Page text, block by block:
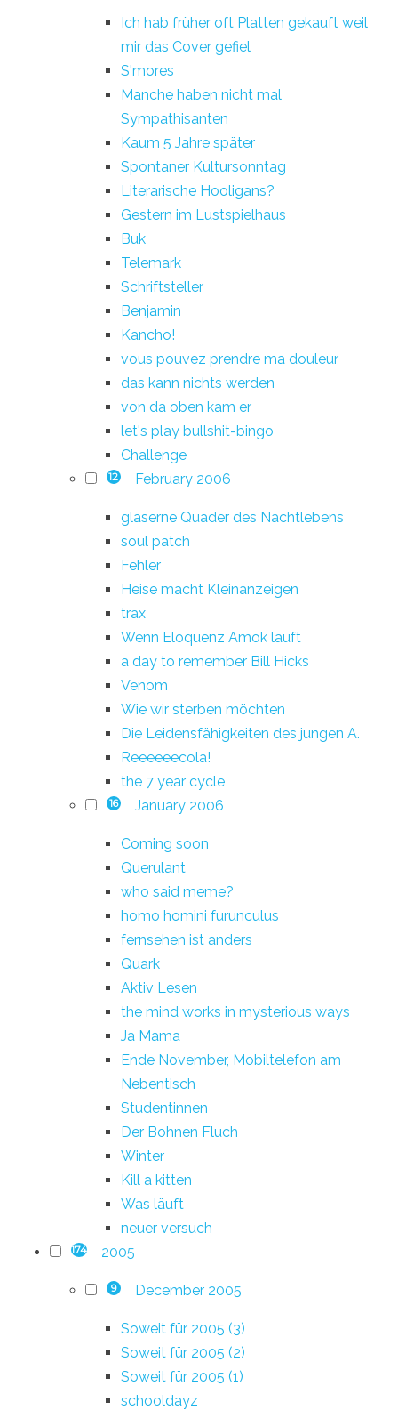
Ich hab früher oft Platten gekauft weil
mir das Cover gefiel
S'mores
Manche haben nicht mal
Sympathisanten
Kaum 5 Jahre später
Spontaner Kultursonntag
Literarische Hooligans?
Gestern im Lustspielhaus
Buk
Telemark
Schriftsteller
Benjamin
Kancho!
vous pouvez prendre ma douleur
das kann nichts werden
von da oben kam er
let's play bullshit-bingo
Challenge
12 February 2006
gläserne Quader des Nachtlebens
soul patch
Fehler
Heise macht Kleinanzeigen
trax
Wenn Eloquenz Amok läuft
a day to remember Bill Hicks
Venom
Wie wir sterben möchten
Die Leidensfähigkeiten des jungen A.
Reeeeeecola!
the 7 year cycle
16 January 2006
Coming soon
Querulant
who said meme?
homo homini furunculus
fernsehen ist anders
Quark
Aktiv Lesen
the mind works in mysterious ways
Ja Mama
Ende November, Mobiltelefon am
Nebentisch
Studentinnen
Der Bohnen Fluch
Winter
Kill a kitten
Was läuft
neuer versuch
174 2005
9 December 2005
Soweit für 2005 (3)
Soweit für 2005 (2)
Soweit für 2005 (1)
schooldayz